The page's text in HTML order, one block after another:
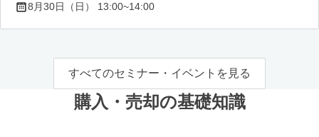
8月30日（日） 13:00~14:00
すべてのセミナー・イベントを見る
購入・売却の基礎知識